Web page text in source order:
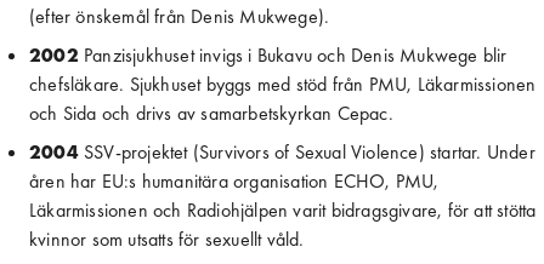
(efter önskemål från Denis Mukwege).
2002 Panzisjukhuset invigs i Bukavu och Denis Mukwege blir
chefsläkare. Sjukhuset byggs med stöd från PMU, Läkarmissionen
och Sida och drivs av samarbetskyrkan Cepac.
2004 SSV-projektet (Survivors of Sexual Violence) startar. Under
åren har EU:s humanitära organisation ECHO, PMU,
Läkarmissionen och Radiohjälpen varit bidragsgivare, för att stötta
kvinnor som utsatts för sexuellt våld.